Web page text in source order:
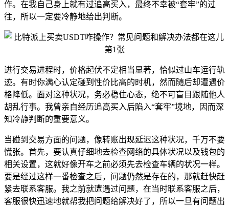
作。在我自己身上就有过追高买入，最终不幸被“套牢”的过
往，所以一定要冷静地给出判断。
进行交易进程时，价格起伏不定相当显著，恰似过山车运行轨
迹。有时你满心认定碰到性价比高的时机，然而随后却遭遇价
格降低。面对这种状况，务必稳住心态，绝不可盲目跟随他人
胡乱行事。我曾亲自经历追高买入后陷入“套牢”境地，因而深
知冷静判断的重要意义。
当碰到交易方面的问题，像转账出现延迟这种状况，千万不要
慌张。首先，要认真仔细地去检查网络的具体状况以及钱包的
相关设置，这就好像开车之前必须先去检查车辆的状况一样。
要是经过这样一番检查之后，问题仍然是存在的，那就赶快赶
紧去联系客服。我之前就遭遇过问题，在当时联系客服之后，
客服很快迅速地就帮我把问题给解决好了，所以一旦有问题出